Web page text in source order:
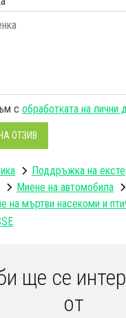
с обработката на лични
ОТЗИВ
Поддръжка на
Миене на автомобила
на мъртви насекоми и
ще се
от